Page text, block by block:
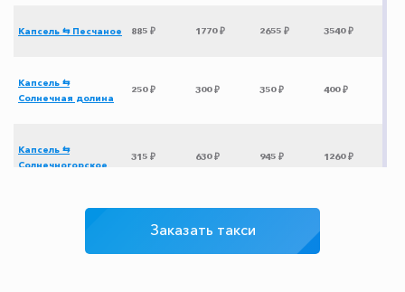
Капсель ⇆ Песчаное 885 ₽ 1770 ₽ 2655 ₽ 3540 ₽
Капсель ⇆
Солнечная долина
250 ₽ 300 ₽ 350 ₽ 400 ₽
Капсель ⇆
Солнечногорское
315 ₽ 630 ₽ 945 ₽ 1260 ₽
Заказать такси